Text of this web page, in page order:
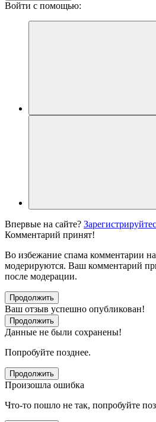
Войти с помощью:
Впервые на сайте?
Комментарий принят!
Во избежание спама комментарии
модерируются. Ваш комментарий
после модерации.
Продолжить
Ваш отзыв успешно опубликован!
Продолжить
Данные не были сохранены!
Попробуйте позднее.
Продолжить
Произошла ошибка
Что-то пошло не так, попробуйте